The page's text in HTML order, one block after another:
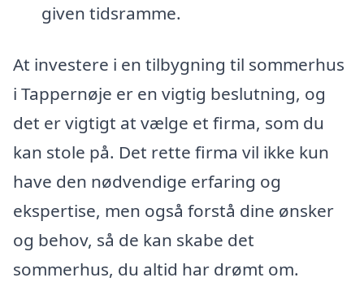
given tidsramme.
At investere i en tilbygning til sommerhus
i Tappernøje er en vigtig beslutning, og
det er vigtigt at vælge et firma, som du
kan stole på. Det rette firma vil ikke kun
have den nødvendige erfaring og
ekspertise, men også forstå dine ønsker
og behov, så de kan skabe det
sommerhus, du altid har drømt om.